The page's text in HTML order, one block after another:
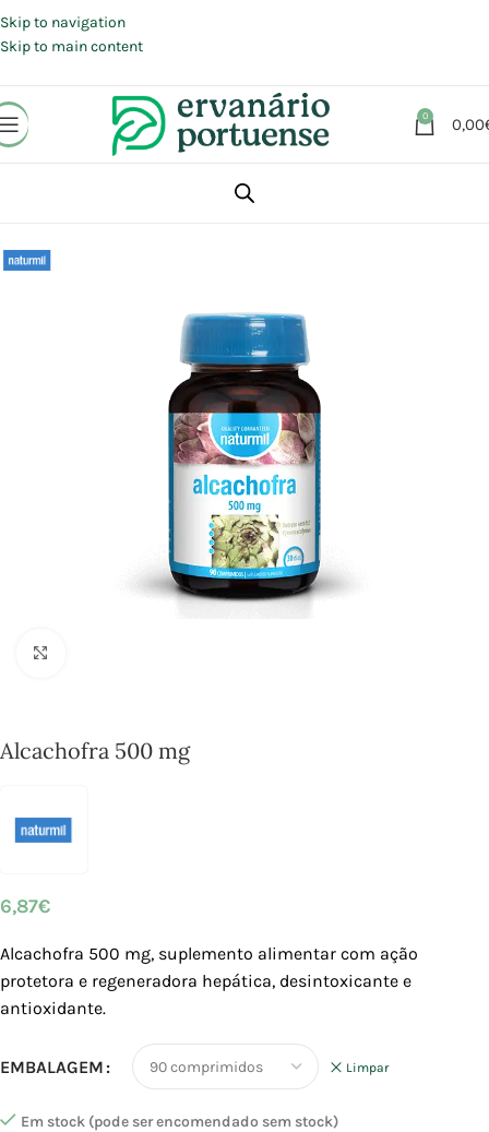
Skip to navigation
Skip to main content
0 0,00
Suplementos alimentares
Alcachofra 500 mg
6,87€
Alcachofra 500 mg, suplemento alimentar com ação
protetora e regeneradora hepática, desintoxicante e
antioxidante.
EMBALAGEM Limpar
Em stock (pode ser encomendado sem stock)